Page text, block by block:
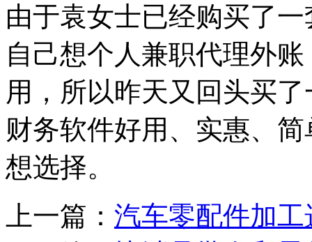
由于袁女士已经购买了
自己想个人兼职代理外
用，所以昨天又回头买
财务软件好用、实惠、
想选择。
上一篇： 汽车零配件加